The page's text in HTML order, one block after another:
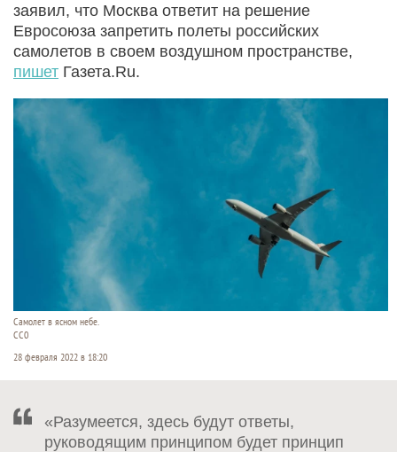
заявил, что Москва ответит на решение
Евросоюза запретить полеты российских
самолетов в своем воздушном пространстве,
пишет Газета.Ru.
Самолет в ясном небе.
СС0
28 февраля 2022 в 18:20
«Разумеется, здесь будут ответы,
руководящим принципом будет принцип